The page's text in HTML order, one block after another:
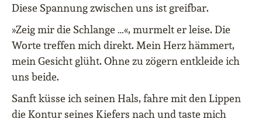
Diese Spannung zwischen uns ist greifbar.
»Zeig mir die Schlange …«, murmelt er leise. Die
Worte treffen mich direkt. Mein Herz hämmert,
mein Gesicht glüht. Ohne zu zögern entkleide ich
uns beide.
Sanft küsse ich seinen Hals, fahre mit den Lippen
die Kontur seines Kiefers nach und taste mich